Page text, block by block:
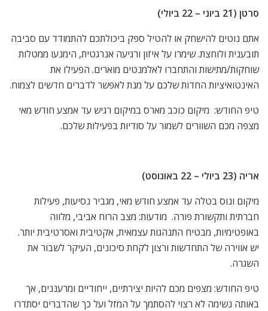
סרטן (21 ביוני – 22 ביולי)
אתם נוטים להישחק או להטיל ספק ביכולתכם להתמודד עם סביבה
תובענית ולוחצת. שימרו על איזון ורגיעה אנרגטית, הימנעו ממטלות
שוחקות/מתישות והתחברו לאלמנטים מוארים. הפעילו את
האינטואיציות החדות שלכם על מנת לאפשר לדברים חדשים לצמוח.
טיפ החודש: מיקום כוכב מארס במיקום רגיש עד אמצע חודש מאי
מצפה מכם השוורים לשמור על סודיות בפעילות שלכם.
אריה (23 ביולי – 22 באוגוסט)
מיקום ונוס בטלה עד אמצע חודש מאי, מגביר נסיעות, פעילות
חברתית ותקשורת פורה. מודעות: מצב הרוח אביבי, מלווה
באופטימיות, מבטיח התנהגות עצמאית, אקטיבית ואסרטיבית יותר.
יש אווירה של התחדשות ורצון לקחת סיכונים, העיקר לשבור את
השגרה.
טיפ החודש: מצפים מכם להיות יצירתיים, ייחודיים ומרעננים, אך
באותה נשימה לא רצוי להסתמך על המזל ועל כך שהדברים יסתדרו